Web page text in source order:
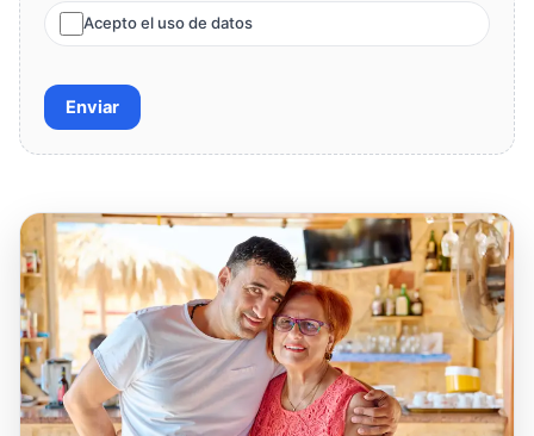
Acepto el uso de datos
Enviar